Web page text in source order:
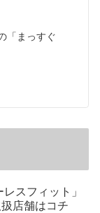
「まっすぐ
レスフィット」
店舗はコチ